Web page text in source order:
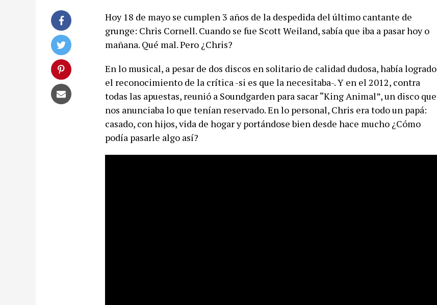
Hoy 18 de mayo se cumplen 3 años de la despedida del último cantante de
grunge: Chris Cornell. Cuando se fue Scott Weiland, sabía que iba a pasar hoy o
mañana. Qué mal. Pero ¿Chris?
En lo musical, a pesar de dos discos en solitario de calidad dudosa, había logrado
el reconocimiento de la crítica -si es que la necesitaba-. Y en el 2012, contra
todas las apuestas, reunió a Soundgarden para sacar “King Animal”, un disco que
nos anunciaba lo que tenían reservado. En lo personal, Chris era todo un papá:
casado, con hijos, vida de hogar y portándose bien desde hace mucho ¿Cómo
podía pasarle algo así?